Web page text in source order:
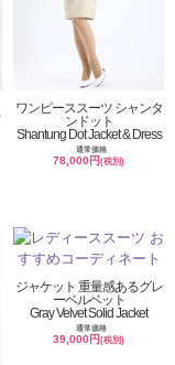
ワンピーススーツ シャンタ
ンドット
Shantung Dot Jacket & Dress
通常価格
78,000円(税別)
ジャケット 重量感あるグレ
ーベルベット
Gray Velvet Solid Jacket
通常価格
39,000円(税別)